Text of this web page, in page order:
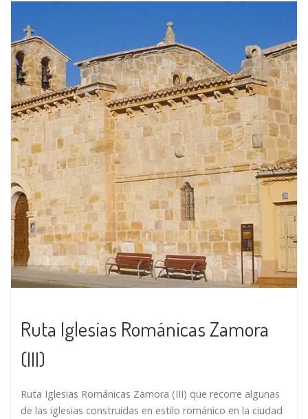
Ruta Iglesias Románicas Zamora
(III)
Ruta Iglesias Románicas Zamora (III) que recorre algunas
de las iglesias construidas en estilo románico en la ciudad